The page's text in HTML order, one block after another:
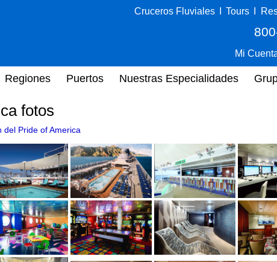
Cruceros Fluviales Tours
Mi
Regiones Puertos Nuestras Especialidades
fotos
del Pride of America